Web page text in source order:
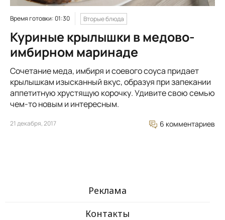
Время готовки: 01:30 Вторые блюда
Куриные крылышки в медово-
имбирном маринаде
Сочетание меда, имбиря и соевого соуса придает
крылышкам изысканный вкус, образуя при запекании
аппетитную хрустящую корочку. Удивите свою семью
чем-то новым и интересным.
21 декабря, 2017 6 комментариев
Реклама
Контакты